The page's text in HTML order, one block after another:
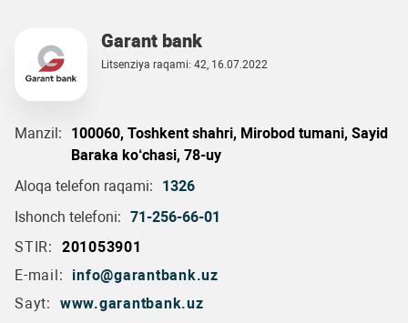
Garant bank
Litsenziya raqami: 42, 16.07.2022
Manzil:
100060, Toshkent shahri, Mirobod tumani, Sayid
Baraka ko‘chasi, 78-uy
Aloqa telefon raqami:
1326
Ishonch telefoni: 71-256-66-01
STIR:
201053901
E-mail:
info@garantbank.uz
Sayt:
www.garantbank.uz